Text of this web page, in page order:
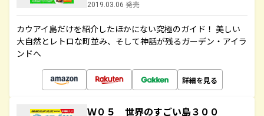
2019.03.06 発売
カウアイ島だけを紹介したほかにない究極のガイド！ 美しい
大自然とレトロな町並み、そして神話が残るガーデン・アイラ
ンドへ
詳細を見る
Ｗ０５ 世界のすごい島３００